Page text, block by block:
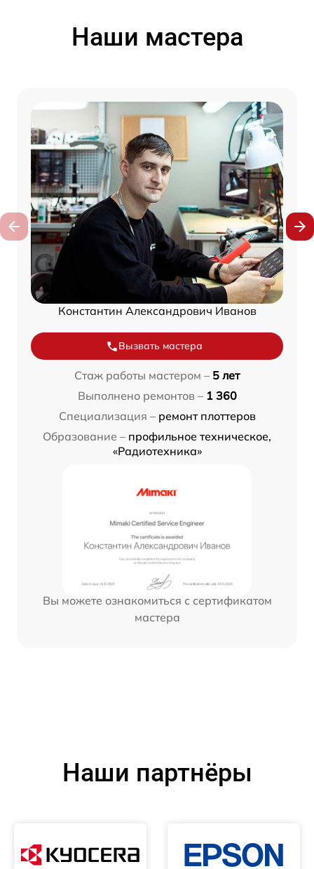
Наши мастера
Константин Александрович Иванов
Вызвать мастера
Стаж работы мастером – 5 лет
Выполнено ремонтов – 1 360
Специализация – ремонт плоттеров
Образование – профильное техническое,
«Радиотехника»
Вы можете ознакомиться с сертификатом
мастера
Наши партнёры